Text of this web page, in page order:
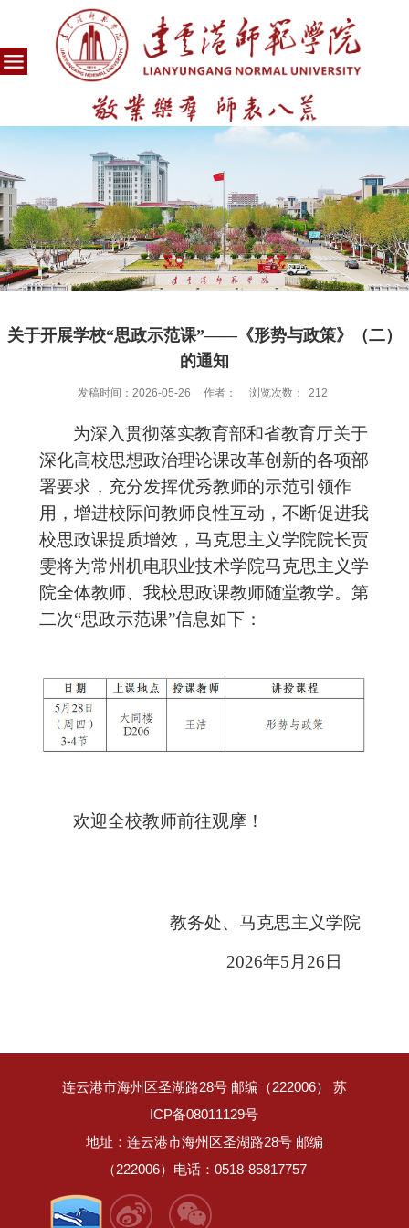
关于开展学校“思政示范课”——《形势与政策》（二）
的通知
发稿时间：2026-05-26 作者： 浏览次数： 212
为深入贯彻落实教育部和省教育厅关于
深化高校思想政治理论课改革创新的各项部
署要求，充分发挥优秀教师的示范引领作
用，增进校际间教师良性互动，不断促进我
校思政课提质增效，马克思主义学院院长贾
雯将为常州机电职业技术学院马克思主义学
院全体教师、我校思政课教师随堂教学。第
二次“思政示范课”信息如下：
欢迎全校教师前往观摩！
教务处、马克思主义学院
2026年5月26 日
连云港市海州区圣湖路28号 邮编（222006） 苏
ICP备08011129号
地址：连云港市海州区圣湖路28号 邮编
（222006）电话：0518-85817757